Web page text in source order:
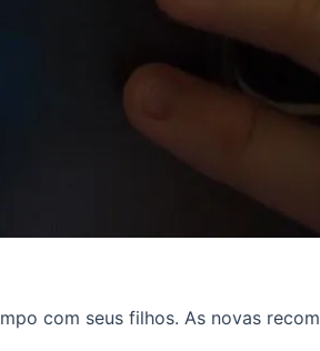
com seus filhos. As novas